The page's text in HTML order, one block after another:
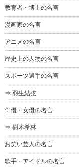
教育者・博士の名言
漫画家の名言
アニメの名言
歴史上の人物の名言
スポーツ選手の名言
⇒ 羽生結弦
俳優・女優の名言
⇒ 樹木希林
お笑い芸人の名言
歌手・アイドルの名言